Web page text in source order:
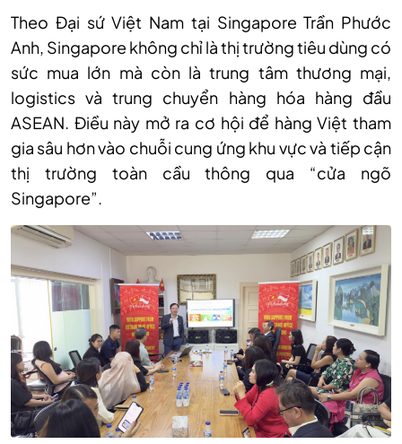
Theo Đại sứ Việt Nam tại Singapore Trần Phước
Anh, Singapore không chỉ là thị trường tiêu dùng có
sức mua lớn mà còn là trung tâm thương mại,
logistics và trung chuyển hàng hóa hàng đầu
ASEAN. Điều này mở ra cơ hội để hàng Việt tham
gia sâu hơn vào chuỗi cung ứng khu vực và tiếp cận
thị trường toàn cầu thông qua “cửa ngõ
Singapore”.